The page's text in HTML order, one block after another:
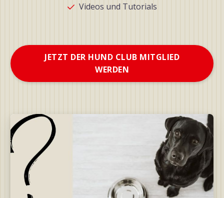
Videos und Tutorials
JETZT DER HUND CLUB MITGLIED
WERDEN